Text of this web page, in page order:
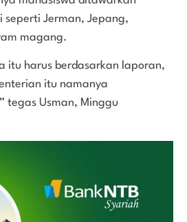
seperti Jerman, Jepang,
magang.
itu harus berdasarkan laporan,
itu namanya
tegas Usman, Minggu